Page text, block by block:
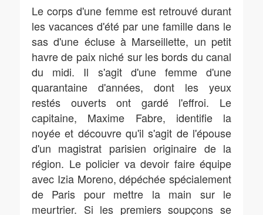
Le corps d'une femme est retrouvé durant
les vacances d'été par une famille dans le
sas d'une écluse à Marseillette, un petit
havre de paix niché sur les bords du canal
du midi. Il s'agit d'une femme d'une
quarantaine d'années, dont les yeux
restés ouverts ont gardé l'effroi. Le
capitaine, Maxime Fabre, identifie la
noyée et découvre qu'il s'agit de l'épouse
d'un magistrat parisien originaire de la
région. Le policier va devoir faire équipe
avec Izia Moreno, dépéchée spécialement
de Paris pour mettre la main sur le
meurtrier. Si les premiers soupçons se